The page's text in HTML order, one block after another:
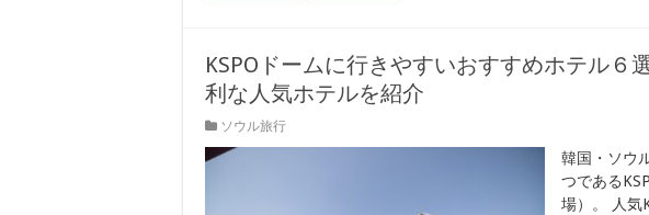
KSPOドームに行きやすいおすすめホテル６
利な人気ホテルを紹介
ソウル旅行
韓国・ソウ
つである
場）。 人気